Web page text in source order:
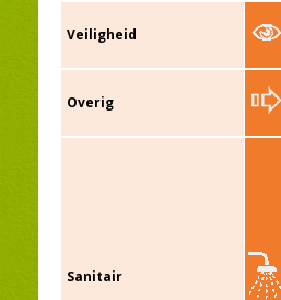
Veiligheid
Overig
Sanitair